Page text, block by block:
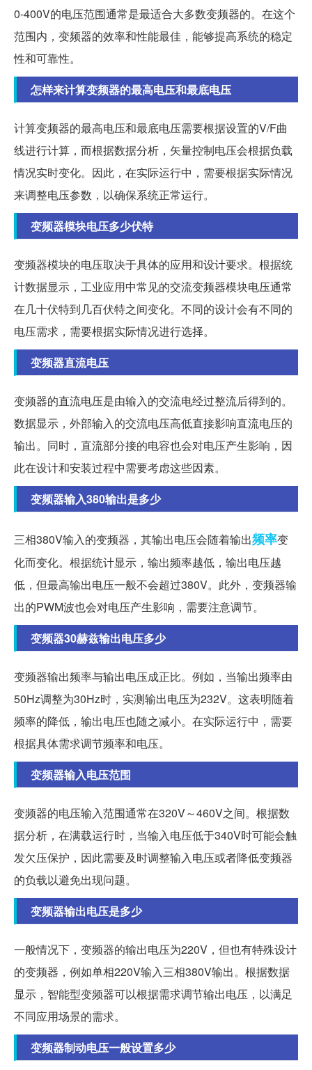
0-400V的电压范围通常是最适合大多数变频器的。在这个
范围内，变频器的效率和性能最佳，能够提高系统的稳定
性和可靠性。
怎样来计算变频器的最高电压和最底电压
计算变频器的最高电压和最底电压需要根据设置的V/F曲
线进行计算，而根据数据分析，矢量控制电压会根据负载
情况实时变化。因此，在实际运行中，需要根据实际情况
来调整电压参数，以确保系统正常运行。
变频器模块电压多少伏特
变频器模块的电压取决于具体的应用和设计要求。根据统
计数据显示，工业应用中常见的交流变频器模块电压通常
在几十伏特到几百伏特之间变化。不同的设计会有不同的
电压需求，需要根据实际情况进行选择。
变频器直流电压
变频器的直流电压是由输入的交流电经过整流后得到的。
数据显示，外部输入的交流电压高低直接影响直流电压的
输出。同时，直流部分接的电容也会对电压产生影响，因
此在设计和安装过程中需要考虑这些因素。
变频器输入380输出是多少
三相380V输入的变频器，其输出电压会随着输出频率变
化而变化。根据统计显示，输出频率越低，输出电压越
低，但最高输出电压一般不会超过380V。此外，变频器输
出的PWM波也会对电压产生影响，需要注意调节。
变频器30赫兹输出电压多少
变频器输出频率与输出电压成正比。例如，当输出频率由
50Hz调整为30Hz时，实测输出电压为232V。这表明随着
频率的降低，输出电压也随之减小。在实际运行中，需要
根据具体需求调节频率和电压。
变频器输入电压范围
变频器的电压输入范围通常在320V～460V之间。根据数
据分析，在满载运行时，当输入电压低于340V时可能会触
发欠压保护，因此需要及时调整输入电压或者降低变频器
的负载以避免出现问题。
变频器输出电压是多少
一般情况下，变频器的输出电压为220V，但也有特殊设计
的变频器，例如单相220V输入三相380V输出。根据数据
显示，智能型变频器可以根据需求调节输出电压，以满足
不同应用场景的需求。
变频器制动电压一般设置多少